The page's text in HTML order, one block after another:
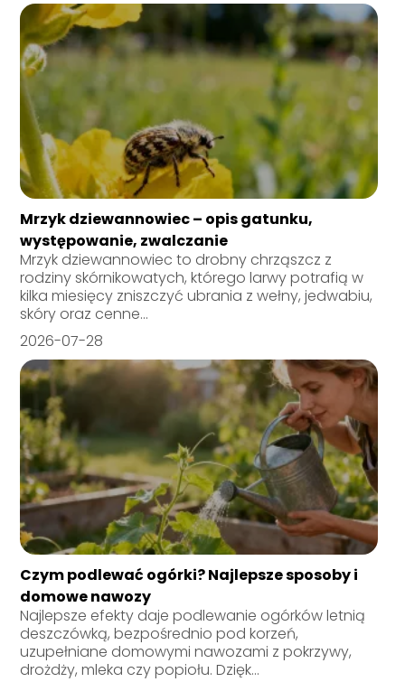
Mrzyk dziewannowiec – opis gatunku,
występowanie, zwalczanie
Mrzyk dziewannowiec to drobny chrząszcz z
rodziny skórnikowatych, którego larwy potrafią w
kilka miesięcy zniszczyć ubrania z wełny, jedwabiu,
skóry oraz cenne...
2026-07-28
Czym podlewać ogórki? Najlepsze sposoby i
domowe nawozy
Najlepsze efekty daje podlewanie ogórków letnią
deszczówką, bezpośrednio pod korzeń,
uzupełniane domowymi nawozami z pokrzywy,
drożdży, mleka czy popiołu. Dzięk...